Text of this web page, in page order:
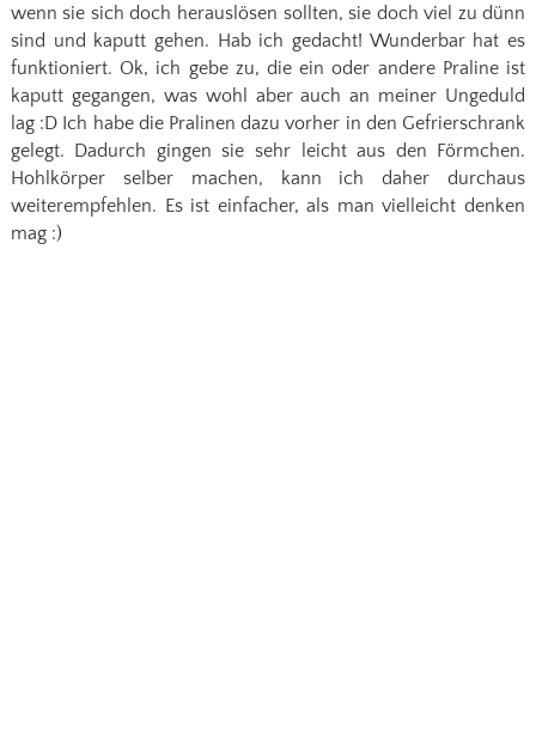
wenn sie sich doch herauslösen sollten, sie doch viel zu dünn
sind und kaputt gehen. Hab ich gedacht! Wunderbar hat es
funktioniert. Ok, ich gebe zu, die ein oder andere Praline ist
kaputt gegangen, was wohl aber auch an meiner Ungeduld
lag :D Ich habe die Pralinen dazu vorher in den Gefrierschrank
gelegt. Dadurch gingen sie sehr leicht aus den Förmchen.
Hohlkörper selber machen, kann ich daher durchaus
weiterempfehlen. Es ist einfacher, als man vielleicht denken
mag :)